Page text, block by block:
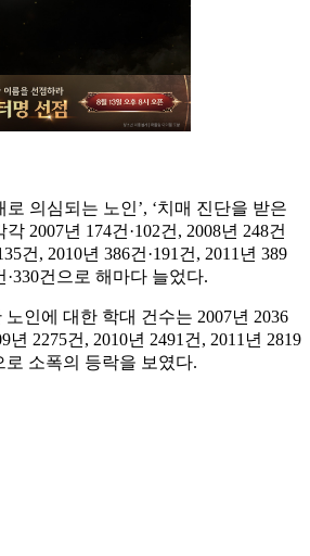
로 의심되는 노인’, ‘치매 진단을 받은
2007년 174건·102건, 2008년 248건
건, 2010년 386건·191건, 2011년 389
·330건으로 해마다 늘었다.
인에 대한 학대 건수는 2007년 2036
년 2275건, 2010년 2491건, 2011년 2819
로 소폭의 등락을 보였다.